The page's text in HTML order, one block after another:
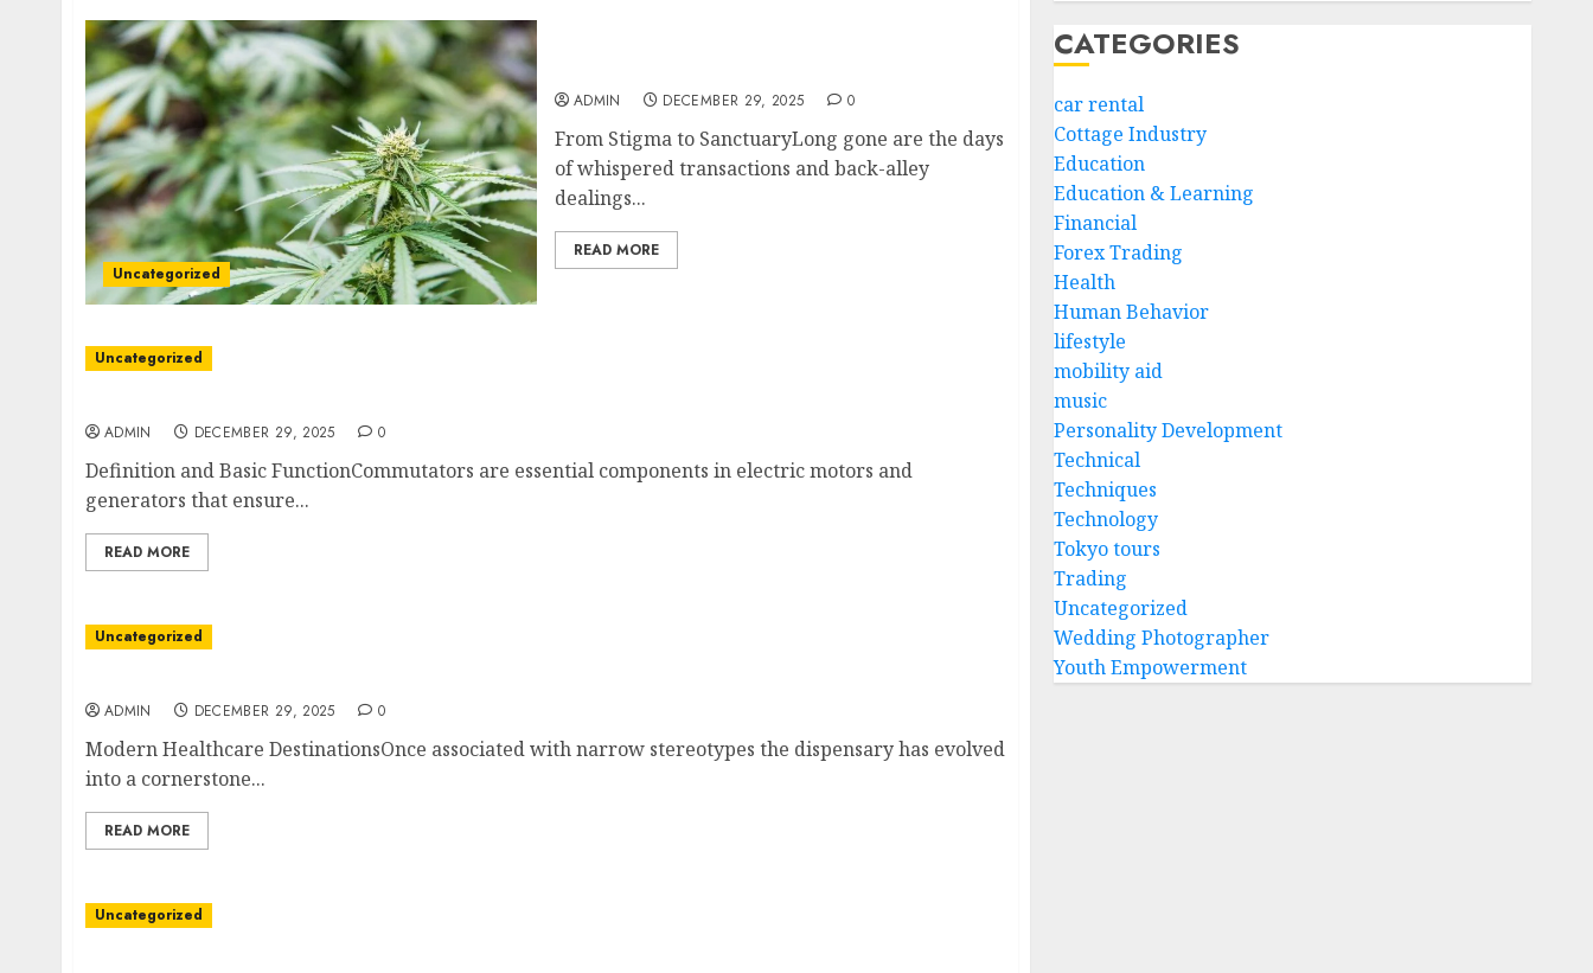
Uncategorized
ADMIN DECEMBER 29, 2025 0
From Stigma to SanctuaryLong gone are the days
of whispered transactions and back-alley
dealings...
READ MORE
Uncategorized
ADMIN DECEMBER 29, 2025 0
Definition and Basic FunctionCommutators are essential components in electric motors and
generators that ensure...
READ MORE
Uncategorized
ADMIN DECEMBER 29, 2025 0
Modern Healthcare DestinationsOnce associated with narrow stereotypes the dispensary has evolved
into a cornerstone...
READ MORE
Uncategorized
CATEGORIES
car rental
Cottage Industry
Education
Education & Learning
Financial
Forex Trading
Health
Human Behavior
lifestyle
mobility aid
music
Personality Development
Technical
Techniques
Technology
Tokyo tours
Trading
Uncategorized
Wedding Photographer
Youth Empowerment